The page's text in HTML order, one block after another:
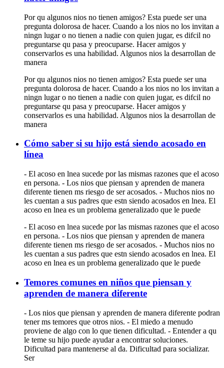
Por qu algunos nios no tienen amigos? Esta puede ser una
pregunta dolorosa de hacer. Cuando a los nios no los invitan a
ningn lugar o no tienen a nadie con quien jugar, es difcil no
preguntarse qu pasa y preocuparse. Hacer amigos y
conservarlos es una habilidad. Algunos nios la desarrollan de
manera
Por qu algunos nios no tienen amigos? Esta puede ser una
pregunta dolorosa de hacer. Cuando a los nios no los invitan a
ningn lugar o no tienen a nadie con quien jugar, es difcil no
preguntarse qu pasa y preocuparse. Hacer amigos y
conservarlos es una habilidad. Algunos nios la desarrollan de
manera
Cómo saber si su hijo está siendo acosado en
línea
- El acoso en lnea sucede por las mismas razones que el acoso
en persona. - Los nios que piensan y aprenden de manera
diferente tienen ms riesgo de ser acosados. - Muchos nios no
les cuentan a sus padres que estn siendo acosados en lnea. El
acoso en lnea es un problema generalizado que le puede
- El acoso en lnea sucede por las mismas razones que el acoso
en persona. - Los nios que piensan y aprenden de manera
diferente tienen ms riesgo de ser acosados. - Muchos nios no
les cuentan a sus padres que estn siendo acosados en lnea. El
acoso en lnea es un problema generalizado que le puede
Temores comunes en niños que piensan y
aprenden de manera diferente
- Los nios que piensan y aprenden de manera diferente podran
tener ms temores que otros nios. - El miedo a menudo
proviene de algo con lo que tienen dificultad. - Entender a qu
le teme su hijo puede ayudar a encontrar soluciones.
Dificultad para mantenerse al da. Dificultad para socializar.
Ser